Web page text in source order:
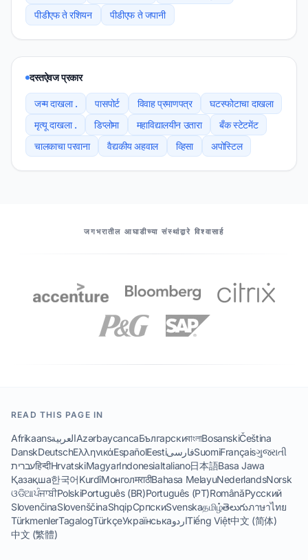
पीडीएफ ते रशियन
पीडीएफ ते जपानी
दस्तऐवज प्रकार
जन्म दाखला . पासपोर्ट विवाह प्रमाणपत्र
घटस्फोटाचा दाखला
मृत्यू दाखला .
डिप्लोमा महाविद्यालयीन उतारा
बँक स्टेटमेंट
चालकाचा परवाना
वैद्यकीय अहवाल व्हिसा अपोस्टिल
जगभरातील आघाडीच्या संस्थांद्वारे विश्वासार्ह
READ THIS PAGE IN
AfrikaansالعربيةAzərbaycancaБългарскиবাংলাBosanskiČeština
DanskDeutschΕλληνικάEspañolEestiفارسیSuomiFrançaisગુજરાતી
עבריתहिन्दीHrvatskiMagyarIndonesiaItaliano日本語Basa Jawa
Қазақша한국어KurdîМонголमराठीBahasa MelayuNederlandsNorsk
ଓଡିଆਪੰਜਾਬੀPolskiPortuguês (BR)Português (PT)RomânăРусский
SlovenčinaSlovenščinaShqipСрпскиSvenskaதமிழ்తెలుగుภาษาไทย
TürkmenlerTagalogTürkçeУкраїнськаاردوTiếng Việt中文 (简体)
中文 (繁體)